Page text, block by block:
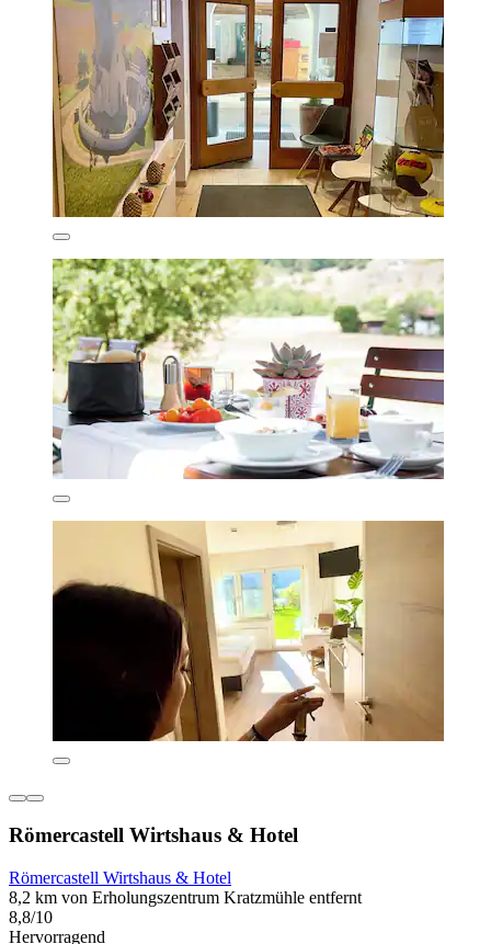
Römercastell Wirtshaus & Hotel
Römercastell Wirtshaus & Hotel
8,2 km von Erholungszentrum Kratzmühle entfernt
8,8/10
Hervorragend